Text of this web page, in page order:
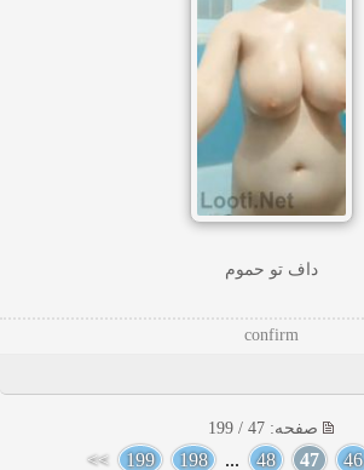
داف تو حموم
confirm
صفحه: 47 / 199
46
47
48
...
198
199
>>